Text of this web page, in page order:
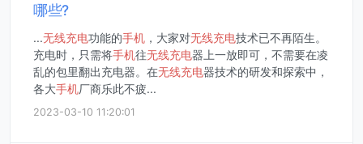
哪些?
...无线充电功能的手机 ，大家对无线充电技术已不再陌生。
充电时，只需将手机往无线充电器上一放即可，不需要在凌
乱的包里翻出充电器。在无线充电器技术的研发和探索中，
各大手机厂商乐此不疲...
2023-03-10 11:20:01